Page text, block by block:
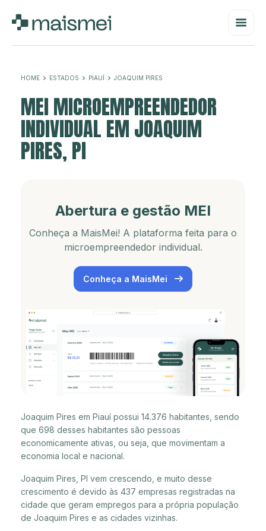
HOME ESTADOS PIAUÍ JOAQUIM PIRES
MEI MICROEMPREENDEDOR
INDIVIDUAL EM JOAQUIM
PIRES, PI
Abertura e gestão MEI
Conheça a MaisMei! A plataforma feita para o
microempreendedor individual.
Conheça a MaisMei
Joaquim Pires em Piauí possui 14.376 habitantes, sendo
que 698 desses habitantes são pessoas
economicamente ativas, ou seja, que movimentam a
economia local e nacional.
Joaquim Pires, PI vem crescendo, e muito desse
crescimento é devido às 437 empresas registradas na
cidade que geram empregos para a própria população
de Joaquim Pires e as cidades vizinhas.